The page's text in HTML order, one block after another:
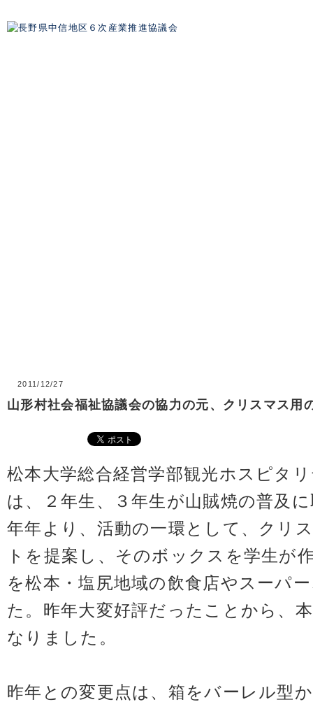
2011/12/27
山形村社会福祉協議会の協力の元、クリスマス用
松本大学総合経営学部観光ホスピタ
は、２年生、３年生が山賊焼の普及
年年より、活動の一環として、クリ
トを提案し、そのボックスを学生が
を松本・塩尻地域の飲食店やスーパ
た。昨年大変好評だったことから、
なりました。
昨年との変更点は、箱をバーレル型